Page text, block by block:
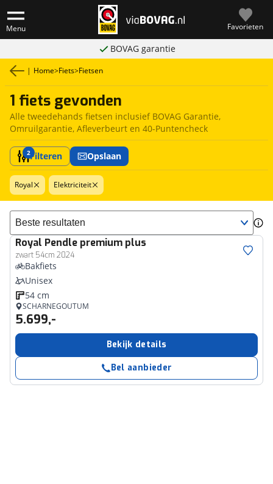
Menu Favorieten
BOVAG garantie
| Home>Fiets>Fietsen
1 fiets gevonden
Alle tweedehands fietsen inclusief BOVAG Garantie,
Omruilgarantie, Afleverbeurt en 40-Puntencheck
2Filteren Opslaan
Royal Elektriciteit
Sorteer resultaten
Royal Pendle premium plus
zwart 54cm 2024
Bakfiets
Unisex
54 cm
SCHARNEGOUTUM
5.699,-
Bekijk details
Bel aanbieder